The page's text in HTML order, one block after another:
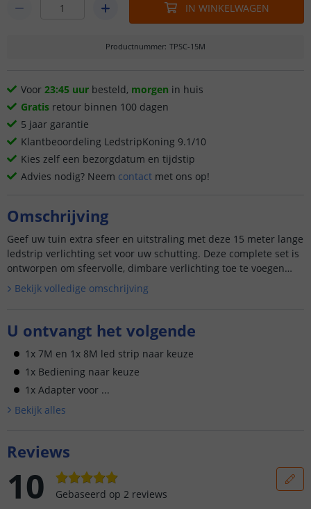
IN WINKELWAGEN
Productnummer: TPSC-15M
Voor 23:45 uur besteld, morgen in huis
Gratis retour binnen 100 dagen
5 jaar garantie
Klantbeoordeling LedstripKoning 9.1/10
Kies zelf een bezorgdatum en tijdstip
Advies nodig? Neem contact met ons op!
Omschrijving
Geef uw tuin extra sfeer en uitstraling met deze 15 meter lange
ledstrip verlichting set voor uw schutting. Deze complete set is
ontworpen om sfeervolle, dimbare verlichting toe te voegen
aa...Bekijk volledige omschrijving
U ontvangt het volgende
1x 7M en 1x 8M led strip naar keuze
1x Bediening naar keuze
1x Adapter voor ...
Bekijk alles
Reviews
10 Gebaseerd op 2 reviews